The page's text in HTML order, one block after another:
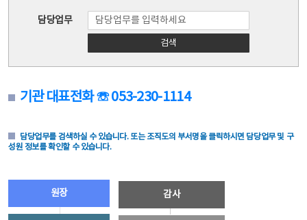
담당업무
검색
기관 대표전화 ☏ 053-230-1114
담당업무를 검색하실 수 있습니다. 또는 조직도의 부서명을 클릭하시면 담당업무 및 구
성원 정보를 확인할 수 있습니다.
원장 감사